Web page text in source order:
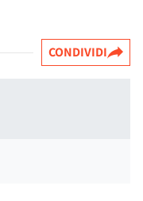
CONDIVIDI